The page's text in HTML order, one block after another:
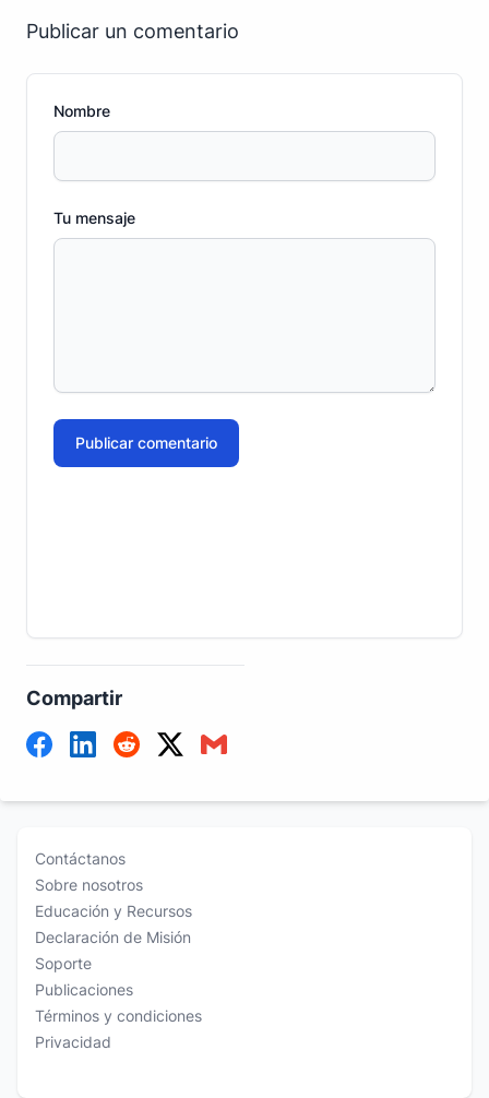
Publicar un comentario
Nombre
Tu mensaje
Publicar comentario
Compartir
Contáctanos
Sobre nosotros
Educación y Recursos
Declaración de Misión
Soporte
Publicaciones
Términos y condiciones
Privacidad